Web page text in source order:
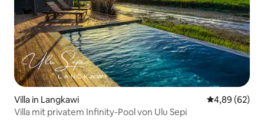
Villa in Langkawi
4,89 (62)
Villa mit privatem Infinity-Pool von Ulu Sepi